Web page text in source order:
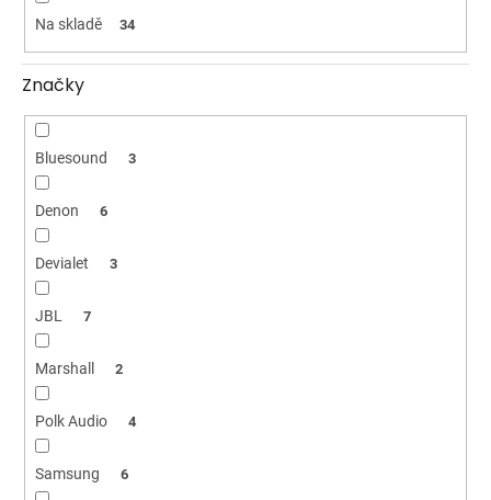
Na skladě 34
Značky
Bluesound 3
Denon 6
Devialet 3
JBL 7
Marshall 2
Polk Audio 4
Samsung 6